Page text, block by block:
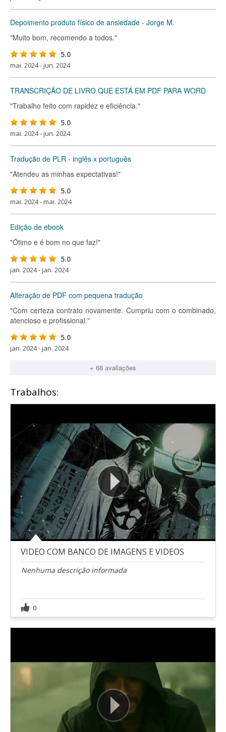
Depoimento produto físico de ansiedade - Jorge M.
"Muito bom, recomendo a todos."
5.0
mai. 2024 - jun. 2024
TRANSCRIÇÃO DE LIVRO QUE ESTÁ EM PDF PARA WORD
"Trabalho feito com rapidez e eficiência."
5.0
mai. 2024 - jun. 2024
Tradução de PLR - inglês x português
"Atendeu as minhas expectativas!"
5.0
mai. 2024 - mai. 2024
Edição de ebook
"Ótimo e é bom no que faz!"
5.0
jan. 2024 - jan. 2024
Alteração de PDF com pequena tradução
"Com certeza contrato novamente. Cumpriu com o combinado,
atencioso e profissional."
5.0
jan. 2024 - jan. 2024
+ 68 avaliações
Trabalhos:
VIDEO COM BANCO DE IMAGENS E VIDEOS
Nenhuma descrição informada
0